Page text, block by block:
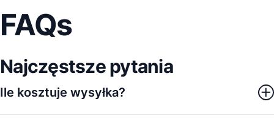
FAQs
Najczęstsze pytania
Ile kosztuje wysyłka?